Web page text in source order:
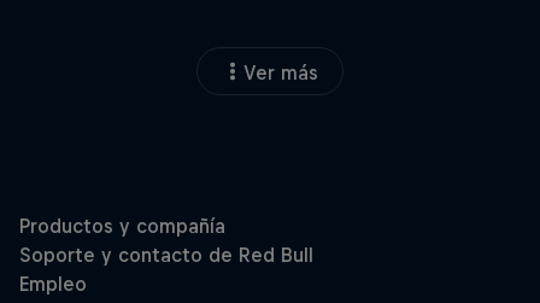
Ver más